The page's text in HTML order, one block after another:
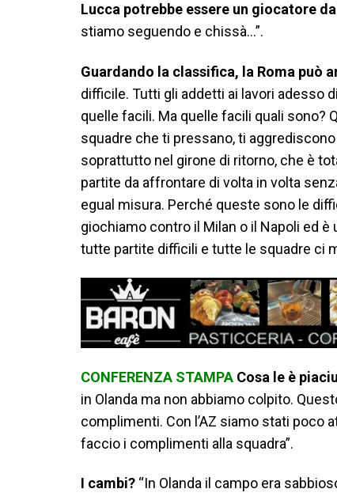
Lucca potrebbe essere un giocatore
stiamo seguendo e chissà…”.
Guardando la classifica, la Roma può
difficile. Tutti gli addetti ai lavori adesso
quelle facili. Ma quelle facili quali sono?
squadre che ti pressano, ti
soprattutto nel girone di ritorno, che è
partite da affrontare di volta in volta
egual misura. Perché queste sono le
giochiamo contro il Milan o il Napoli ed è
tutte partite difficili e tutte le squadre ci
CONFERENZA STAMPA Cosa le è
in Olanda ma non abbiamo colpito.
complimenti. Con l’AZ siamo stati poco
faccio i complimenti alla squadra”.
I cambi? “In Olanda il campo era